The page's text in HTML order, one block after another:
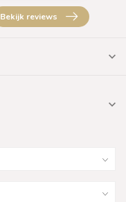
Bekijk reviews